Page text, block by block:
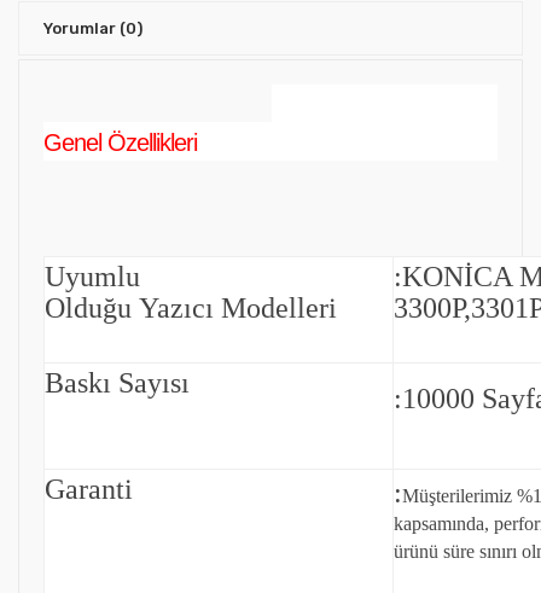
Yorumlar (0)
Genel Özellikleri
Uyumlu
Olduğu Yazıcı Modelleri
:KONİCA
Baskı Sayısı :10000
Garanti :Müşterilerimiz
kapsamında,
ürünü süre sınırı